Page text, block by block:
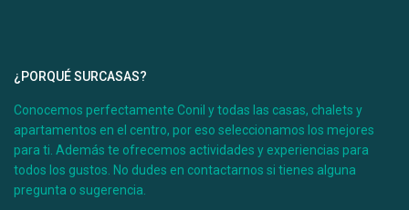
Desde 100 €
Casa Úrsula II
¿PORQUÉ SURCASAS?
Conocemos perfectamente Conil y todas las casas, chalets y
apartamentos en el centro, por eso seleccionamos los mejores
para ti. Además te ofrecemos actividades y experiencias para
todos los gustos. No dudes en contactarnos si tienes alguna
pregunta o sugerencia.